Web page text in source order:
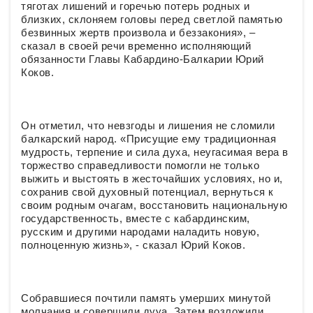
тяготах лишений и горечью потерь родных и
близких, склоняем головы перед светлой памятью
безвинных жертв произвола и беззакония», –
сказал в своей речи временно исполняющий
обязанности Главы Кабардино-Балкарии Юрий
Коков.
Он отметил, что невзгоды и лишения не сломили
балкарский народ. «Присущие ему традиционная
мудрость, терпение и сила духа, неугасимая вера в
торжество справедливости помогли не только
выжить и выстоять в жесточайших условиях, но и,
сохранив свой духовный потенциал, вернуться к
своим родным очагам, восстановить национальную
государственность, вместе с кабардинским,
русским и другими народами наладить новую,
полноценную жизнь», - сказал Юрий Коков.
Собравшиеся почтили память умерших минутой